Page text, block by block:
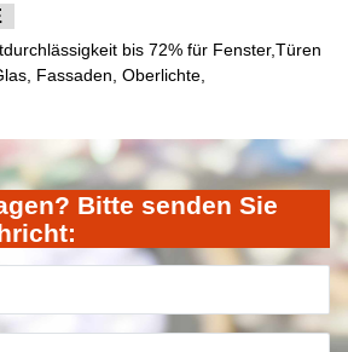
bis 72% für Fenster,Türen
Fassaden, Oberlichte,
Bitte senden Sie